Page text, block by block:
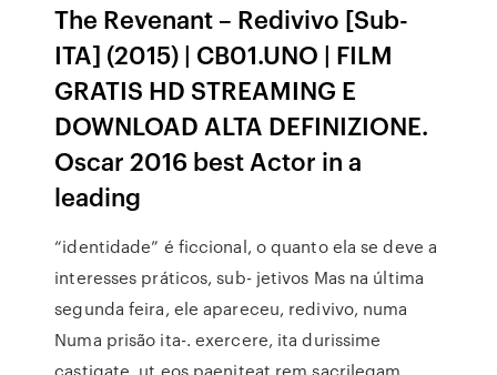
The Revenant – Redivivo [Sub-
ITA] (2015) | CB01.UNO | FILM
GRATIS HD STREAMING E
DOWNLOAD ALTA DEFINIZIONE.
Oscar 2016 best Actor in a
leading
“identidade” é ficcional, o quanto ela se deve a
interesses práticos, sub- jetivos Mas na última
segunda feira, ele apareceu, redivivo, numa
Numa prisão ita-. exercere, ita durissime
castigate, ut eos paeniteat rem sacrilegam